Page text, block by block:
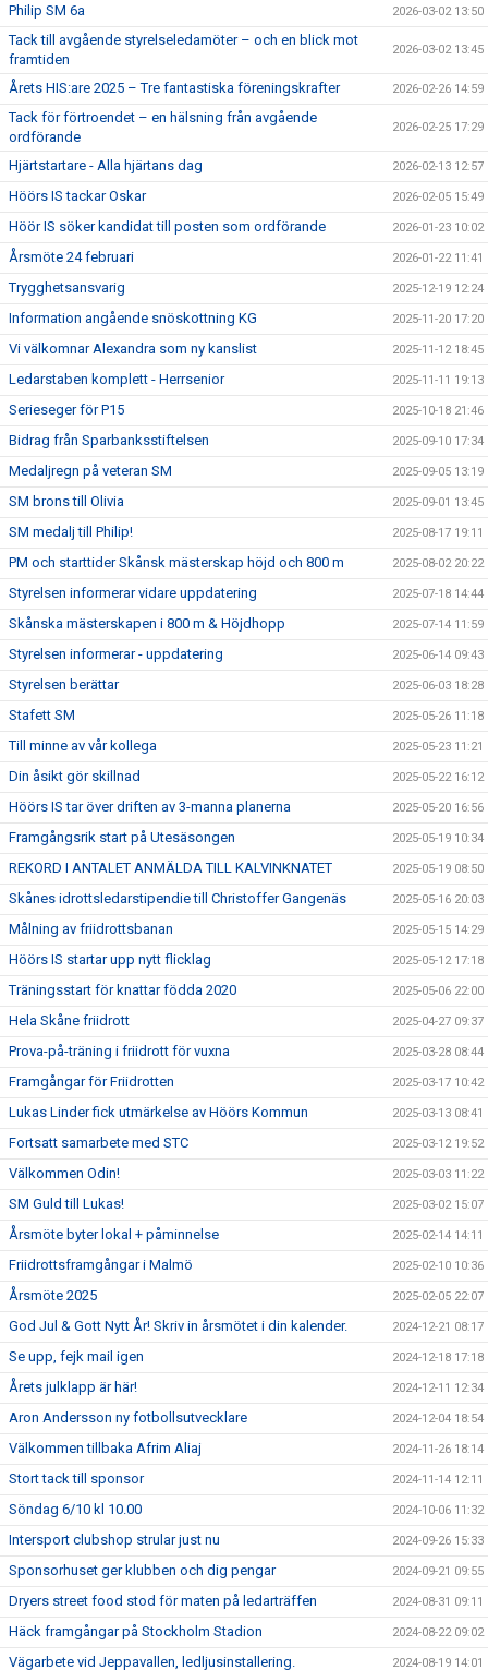
Philip SM 6a 2026-03-02 13:50
Tack till avgående styrelseledamöter – och en blick mot
framtiden
2026-03-02 13:45
Årets HIS:are 2025 – Tre fantastiska föreningskrafter 2026-02-26 14:59
Tack för förtroendet – en hälsning från avgående
ordförande
2026-02-25 17:29
Hjärtstartare - Alla hjärtans dag 2026-02-13 12:57
Höörs IS tackar Oskar 2026-02-05 15:49
Höör IS söker kandidat till posten som ordförande 2026-01-23 10:02
Årsmöte 24 februari 2026-01-22 11:41
Trygghetsansvarig 2025-12-19 12:24
Information angående snöskottning KG 2025-11-20 17:20
Vi välkomnar Alexandra som ny kanslist 2025-11-12 18:45
Ledarstaben komplett - Herrsenior 2025-11-11 19:13
Serieseger för P15 2025-10-18 21:46
Bidrag från Sparbanksstiftelsen 2025-09-10 17:34
Medaljregn på veteran SM 2025-09-05 13:19
SM brons till Olivia 2025-09-01 13:45
SM medalj till Philip! 2025-08-17 19:11
PM och starttider Skånsk mästerskap höjd och 800 m 2025-08-02 20:22
Styrelsen informerar vidare uppdatering 2025-07-18 14:44
Skånska mästerskapen i 800 m & Höjdhopp 2025-07-14 11:59
Styrelsen informerar - uppdatering 2025-06-14 09:43
Styrelsen berättar 2025-06-03 18:28
Stafett SM 2025-05-26 11:18
Till minne av vår kollega 2025-05-23 11:21
Din åsikt gör skillnad 2025-05-22 16:12
Höörs IS tar över driften av 3-manna planerna 2025-05-20 16:56
Framgångsrik start på Utesäsongen 2025-05-19 10:34
REKORD I ANTALET ANMÄLDA TILL KALVINKNATET 2025-05-19 08:50
Skånes idrottsledarstipendie till Christoffer Gangenäs 2025-05-16 20:03
Målning av friidrottsbanan 2025-05-15 14:29
Höörs IS startar upp nytt flicklag 2025-05-12 17:18
Träningsstart för knattar födda 2020 2025-05-06 22:00
Hela Skåne friidrott 2025-04-27 09:37
Prova-på-träning i friidrott för vuxna 2025-03-28 08:44
Framgångar för Friidrotten 2025-03-17 10:42
Lukas Linder fick utmärkelse av Höörs Kommun 2025-03-13 08:41
Fortsatt samarbete med STC 2025-03-12 19:52
Välkommen Odin! 2025-03-03 11:22
SM Guld till Lukas! 2025-03-02 15:07
Årsmöte byter lokal + påminnelse 2025-02-14 14:11
Friidrottsframgångar i Malmö 2025-02-10 10:36
Årsmöte 2025 2025-02-05 22:07
God Jul & Gott Nytt År! Skriv in årsmötet i din kalender. 2024-12-21 08:17
Se upp, fejk mail igen 2024-12-18 17:18
Årets julklapp är här! 2024-12-11 12:34
Aron Andersson ny fotbollsutvecklare 2024-12-04 18:54
Välkommen tillbaka Afrim Aliaj 2024-11-26 18:14
Stort tack till sponsor 2024-11-14 12:11
Söndag 6/10 kl 10.00 2024-10-06 11:32
Intersport clubshop strular just nu 2024-09-26 15:33
Sponsorhuset ger klubben och dig pengar 2024-09-21 09:55
Dryers street food stod för maten på ledarträffen 2024-08-31 09:11
Häck framgångar på Stockholm Stadion 2024-08-22 09:02
Vägarbete vid Jeppavallen, ledljusinstallering. 2024-08-19 14:01